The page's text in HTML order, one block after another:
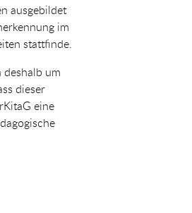
ausgebildet
im
stattfinde.
deshalb um
dieser
eine